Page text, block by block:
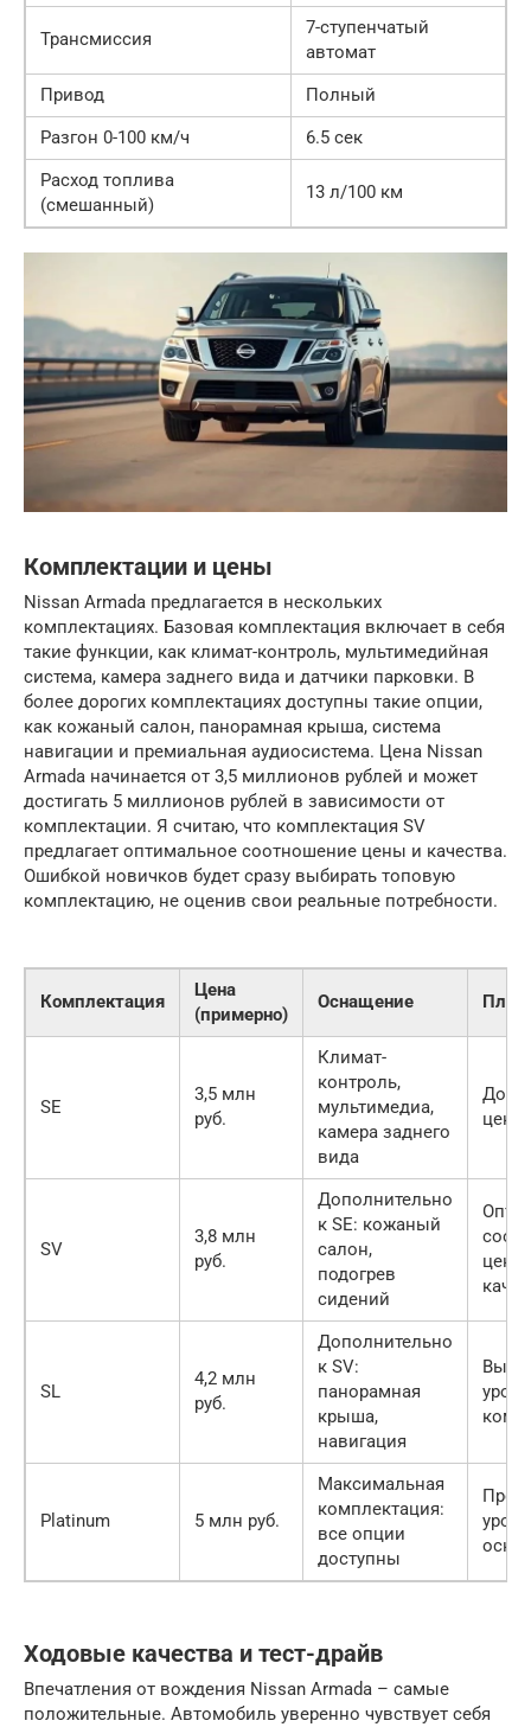
Трансмиссия
7-ступенчатый
автомат
Привод
Полный
Разгон 0-100 км/ч
6.5 сек
Расход топлива
(смешанный)
13 л/100 км
Комплектации и цены
Nissan Armada предлагается в нескольких
комплектациях. Базовая комплектация включает в себя
такие функции, как климат-контроль, мультимедийная
система, камера заднего вида и датчики парковки. В
более дорогих комплектациях доступны такие опции,
как кожаный салон, панорамная крыша, система
навигации и премиальная аудиосистема. Цена Nissan
Armada начинается от 3,5 миллионов рублей и может
достигать 5 миллионов рублей в зависимости от
комплектации. Я считаю, что комплектация SV
предлагает оптимальное соотношение цены и качества.
Ошибкой новичков будет сразу выбирать топовую
комплектацию, не оценив свои реальные потребности.
Комплектация
Цена
(примерно)
Оснащение
SE
3,5 млн
руб.
Климат-
контроль,
мультимедиа,
камера заднего
вида
цена
SV
3,8 млн
руб.
Дополнительно
к SE: кожаный
салон,
подогрев
сидений
цена-
SL
4,2 млн
руб.
Дополнительно
к SV:
панорамная
крыша,
навигация
Platinum 5 млн руб.
Максимальная
комплектация:
все опции
доступны
Ходовые качества и тест-драйв
Впечатления от вождения Nissan Armada – самые
положительные. Автомобиль уверенно чувствует себя